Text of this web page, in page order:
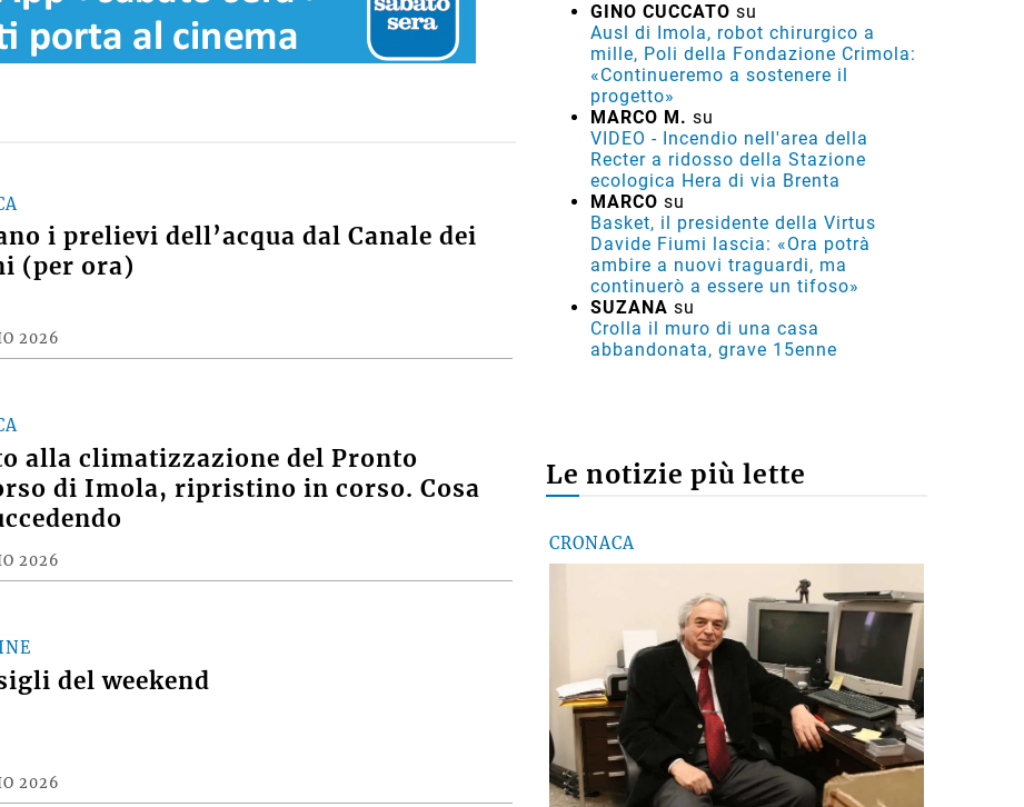
i prelievi dell’acqua dal Canale dei
(per ora)
2026
alla climatizzazione del Pronto
di Imola, ripristino in corso. Cosa
2026
del weekend
2026
GINO CUCCATO su
Ausl di Imola, robot chirurgico a
mille, Poli della Fondazione Crimola:
«Continueremo a sostenere il
progetto»
MARCO M. su
VIDEO - Incendio nell'area della
Recter a ridosso della Stazione
ecologica Hera di via Brenta
MARCO su
Basket, il presidente della Virtus
Davide Fiumi lascia: «Ora potrà
ambire a nuovi traguardi, ma
continuerò a essere un tifoso»
SUZANA su
Crolla il muro di una casa
abbandonata, grave 15enne
Le notizie più lette
CRONACA